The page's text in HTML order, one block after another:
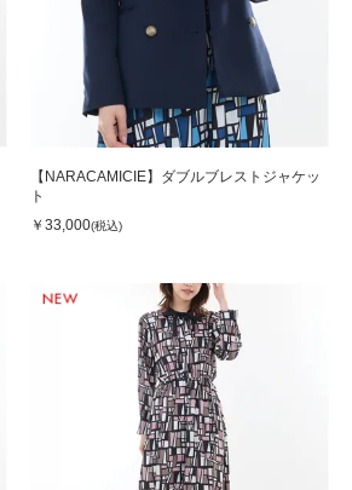
【NARACAMICIE】ダブルブレストジャケッ
ト
￥33,000(税込)